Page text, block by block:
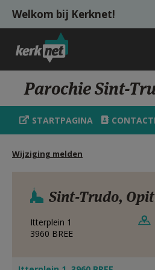
Overslaan en naar de inhoud gaan
Welkom bij Kerknet!
STARTPAGINA
KERK
VIERINGEN
SHOP
MIJN PAROCHIE
Parochie Sint-
STARTPAGINA
Wijziging melden
Sint-Trudo,
Itterplein 1
3960 BREE